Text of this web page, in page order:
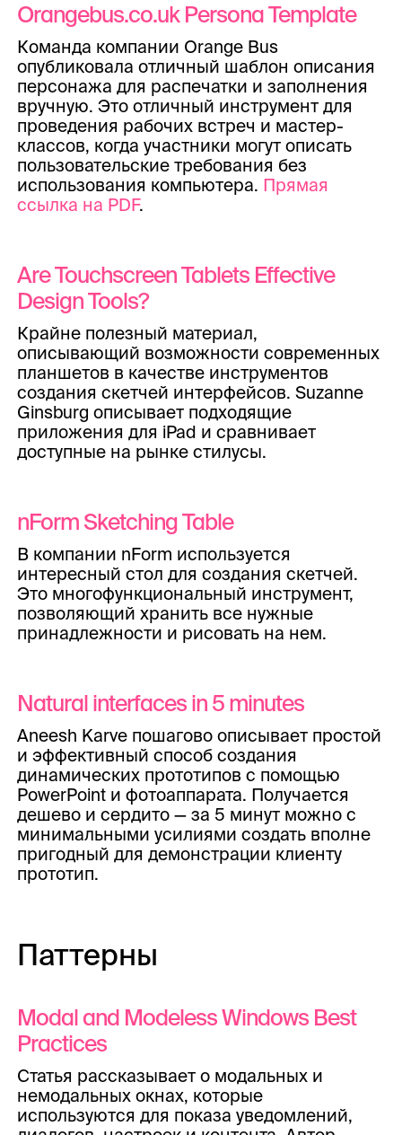
Orangebus.co.uk Persona Template
Команда компании Orange Bus
опубликовала отличный шаблон описания
персонажа для распечатки и заполнения
вручную. Это отличный инструмент для
проведения рабочих встреч и мастер-
классов, когда участники могут описать
пользовательские требования без
использования компьютера. Прямая
ссылка на PDF.
Are Touchscreen Tablets Effective
Design Tools?
Крайне полезный материал,
описывающий возможности современных
планшетов в качестве инструментов
создания скетчей интерфейсов. Suzanne
Ginsburg описывает подходящие
приложения для iPad и сравнивает
доступные на рынке стилусы.
nForm Sketching Table
В компании nForm используется
интересный стол для создания скетчей.
Это многофункциональный инструмент,
позволяющий хранить все нужные
принадлежности и рисовать на нем.
Natural interfaces in 5 minutes
Aneesh Karve пошагово описывает простой
и эффективный способ создания
динамических прототипов с помощью
PowerPoint и фотоаппарата. Получается
дешево и сердито — за 5 минут можно с
минимальными усилиями создать вполне
пригодный для демонстрации клиенту
прототип.
Паттерны
Modal and Modeless Windows Best
Practices
Статья рассказывает о модальных и
немодальных окнах, которые
используются для показа уведомлений,